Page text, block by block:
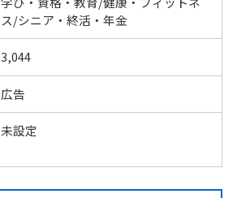
ス/シニア・終活・年金
3,044
広告
未設定